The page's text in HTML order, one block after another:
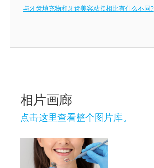
与牙齿填充物和牙齿美容粘接相比有什么不同?
相片画廊
点击这里查看整个图片库。